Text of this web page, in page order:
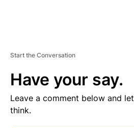
Start the Conversation
Have your say.
Leave a comment below and
think.